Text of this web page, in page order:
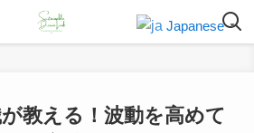
教える！波動を高めて
Japanese ▼